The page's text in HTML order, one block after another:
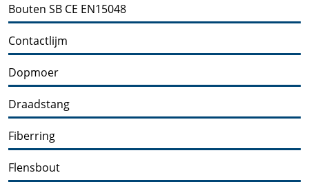
Bouten SB CE EN15048
Contactlijm
Dopmoer
Draadstang
Fiberring
Flensbout